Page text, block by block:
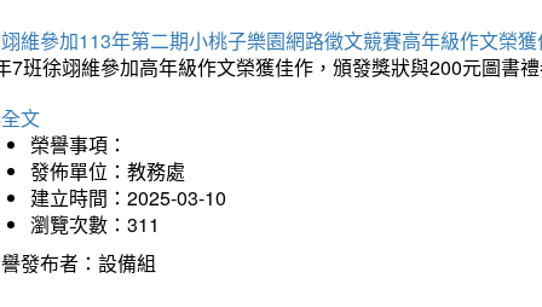
維參加113年第二期小桃子樂園網路徵文競賽高年級作文榮
7班徐翊維參加高年級作文榮獲佳作，頒發獎狀與200元圖書
文
榮譽事項：
發佈單位：教務處
建立時間：2025-03-10
瀏覽次數：311
發布者：設備組